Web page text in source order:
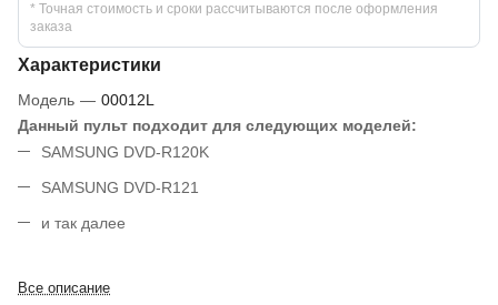
Данный пульт подходит для следующих моделей:
SAMSUNG DVD-R120K
SAMSUNG DVD-R121
и так далее
Все описание
* Точная стоимость и сроки рассчитываются после оформления
заказа
Характеристики
Модель — 00012L